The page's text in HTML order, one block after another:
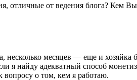
отличные от ведения блога? Кем
несколько месяцев — еще и
я найду адекватный способ
вопросу о том, кем я работаю.